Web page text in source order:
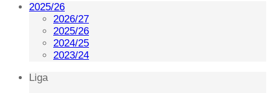
2025/26
2026/27
2025/26
2024/25
2023/24
Liga